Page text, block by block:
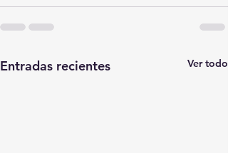
Entradas recientes Ver todo